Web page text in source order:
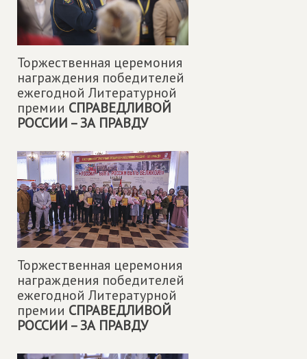
Торжественная церемония
награждения победителей
ежегодной Литературной
премии СПРАВЕДЛИВОЙ
РОССИИ – ЗА ПРАВДУ
Торжественная церемония
награждения победителей
ежегодной Литературной
премии СПРАВЕДЛИВОЙ
РОССИИ – ЗА ПРАВДУ